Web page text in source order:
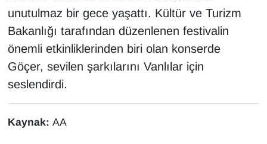
unutulmaz bir gece yaşattı. Kültür ve Turizm
Bakanlığı tarafından düzenlenen festivalin
önemli etkinliklerinden biri olan konserde
Göçer, sevilen şarkılarını Vanlılar için
seslendirdi.
Kaynak: AA
Güncel
Gündem
Haber
HABERDE İNSAN